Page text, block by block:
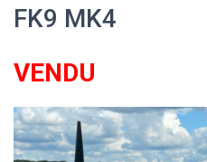
FK9 MK4
VENDU